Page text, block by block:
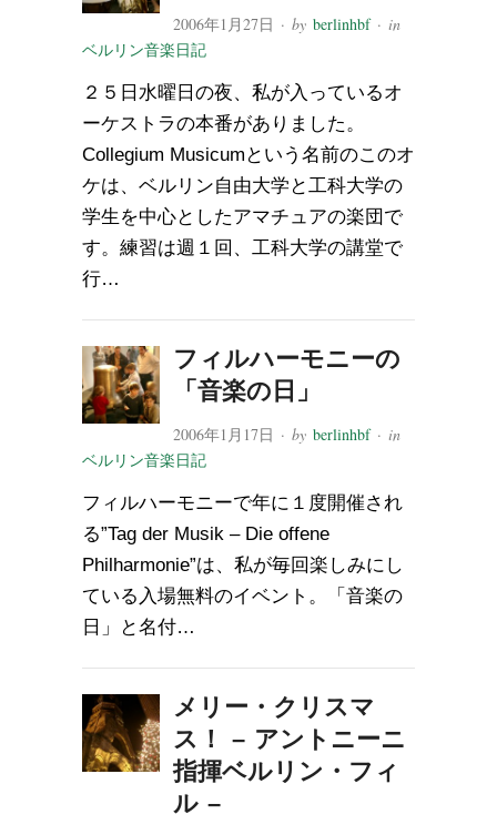
2006年1月27日 · byberlinhbf· in
ベルリン音楽日記
２５日水曜日の夜、私が入っているオ
ーケストラの本番がありました。
Collegium Musicumという名前のこのオ
ケは、ベルリン自由大学と工科大学の
学生を中心としたアマチュアの楽団で
す。練習は週１回、工科大学の講堂で
行…
フィルハーモニーの
「音楽の日」
2006年1月17日 · byberlinhbf· in
ベルリン音楽日記
フィルハーモニーで年に１度開催され
る”Tag der Musik – Die offene
Philharmonie”は、私が毎回楽しみにし
ている入場無料のイベント。「音楽の
日」と名付…
メリー・クリスマ
ス！ – アントニーニ
指揮ベルリン・フィ
ル –